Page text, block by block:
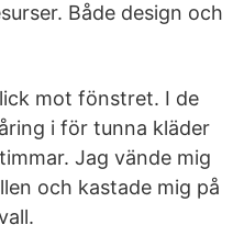
Både design och
mot fönstret. I de
i för tunna kläder
Jag vände mig
och kastade mig på